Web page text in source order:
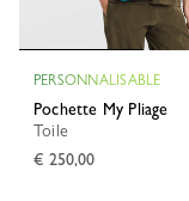
PERSONNALISABLE
Pochette My Pliage
Toile
€ 250,00